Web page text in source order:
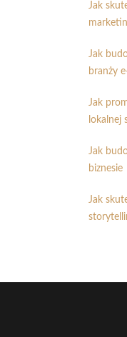
Jak
Jak
branży
Jak
lokalnej
Jak
biznesie
Jak